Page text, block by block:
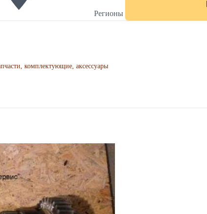
Регионы
комплектующие, аксессуары